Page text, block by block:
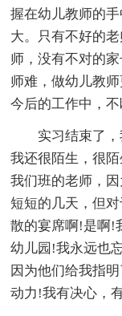
握在幼儿教师的
大。只有不好的
师，没有不对的
师难，做幼儿教
今后的工作中，不
实习结束了
我还很陌生，很
我们班的老师，
短短的几天，但
散的宴席啊!是啊!
幼儿园!我永远也
因为他们给我指
动力!我有决心，